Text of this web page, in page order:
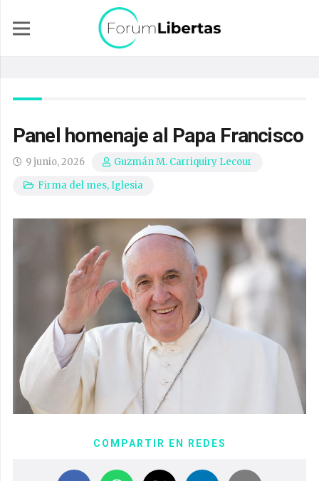
Panel homenaje al Papa Francisco
9 junio, 2026
Guzmán M. Carriquiry Lecour
Firma del mes,Iglesia
COMPARTIR EN REDES